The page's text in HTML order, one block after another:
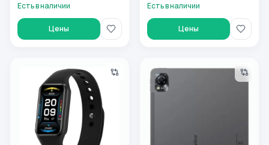
Есть в наличии
Цены
Есть в наличии
Цены